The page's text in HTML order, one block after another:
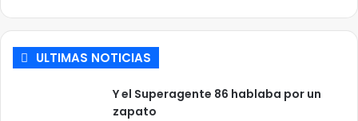
ULTIMAS NOTICIAS
Y el Superagente 86 hablaba por un
zapato